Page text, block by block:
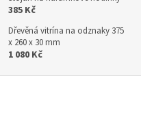
385 Kč
Dřevěná vitrína na odznaky 375
x 260 x 30 mm
1 080 Kč